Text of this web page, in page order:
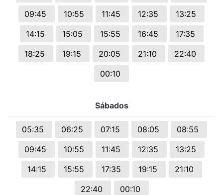
09:45
10:55 11:45 12:35
13:25
14:15
15:05 15:55 16:45
17:35
18:25
19:15 20:05 21:10
22:40
00:10
Sábados
05:35 06:25 07:15 08:05
08:55
09:45
10:55 11:45 12:35
13:25
14:15
15:55 17:35 19:15
21:10
22:40
00:10